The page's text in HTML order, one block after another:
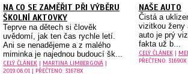
NA CO SE ZAMĚŘIT PŘI VÝBĚRU
ŠKOLNÍ AKTOVKY
Teprve na dětech si člověk
uvědomí, jak ten čas rychle letí.
Ani se nenadějeme a z malého
miminka je najednou budoucí šk...
CELÝ ČLÁNEK | MARTINA LIMBERGOVÁ |
2019.06.01 | PŘEČTENO: 31678X
NAŠE AUTO
Čistá a
vizitkou ženy
auto je prý
fakta už b...
CELÝ ČLÁNEK|
PŘEČTENO: 31690X